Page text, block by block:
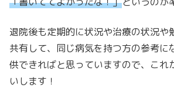
退院後も定期的に状況や治療の状況や
共有して、同じ病気を持つ方の参考に
供できればと思っていますので、これ
いします！